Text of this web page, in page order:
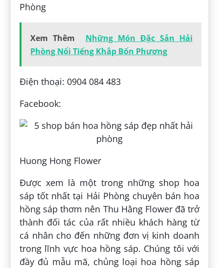
Phòng
Xem Thêm
Những Món Đặc Sản Hải
Phòng Nổi Tiếng Khắp Bốn Phương
Điện thoại: 0904 084 483
Facebook:
Huong Hong Flower
Được xem là một trong những shop hoa
sáp tốt nhất tại Hải Phòng chuyên bán hoa
hồng sáp thơm nên Thu Hằng Flower đã trở
thành đối tác của rất nhiều khách hàng từ
cá nhân cho đến những đơn vị kinh doanh
trong lĩnh vực hoa hồng sáp. Chúng tôi với
đầy đủ mẫu mã, chủng loại hoa hồng sáp